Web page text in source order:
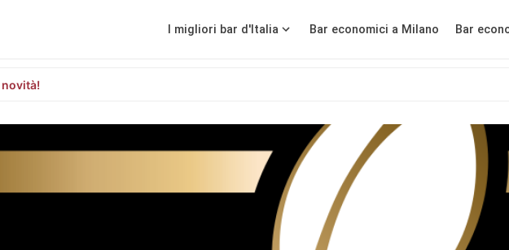
I migliori bar d'Italia Bar economici a Milano Bar